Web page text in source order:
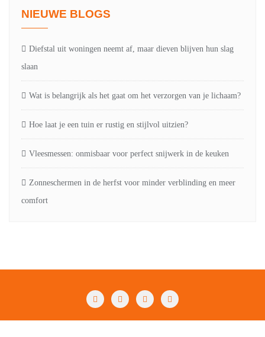
NIEUWE BLOGS
Diefstal uit woningen neemt af, maar dieven blijven hun slag
slaan
Wat is belangrijk als het gaat om het verzorgen van je lichaam?
Hoe laat je een tuin er rustig en stijlvol uitzien?
Vleesmessen: onmisbaar voor perfect snijwerk in de keuken
Zonneschermen in de herfst voor minder verblinding en meer
comfort